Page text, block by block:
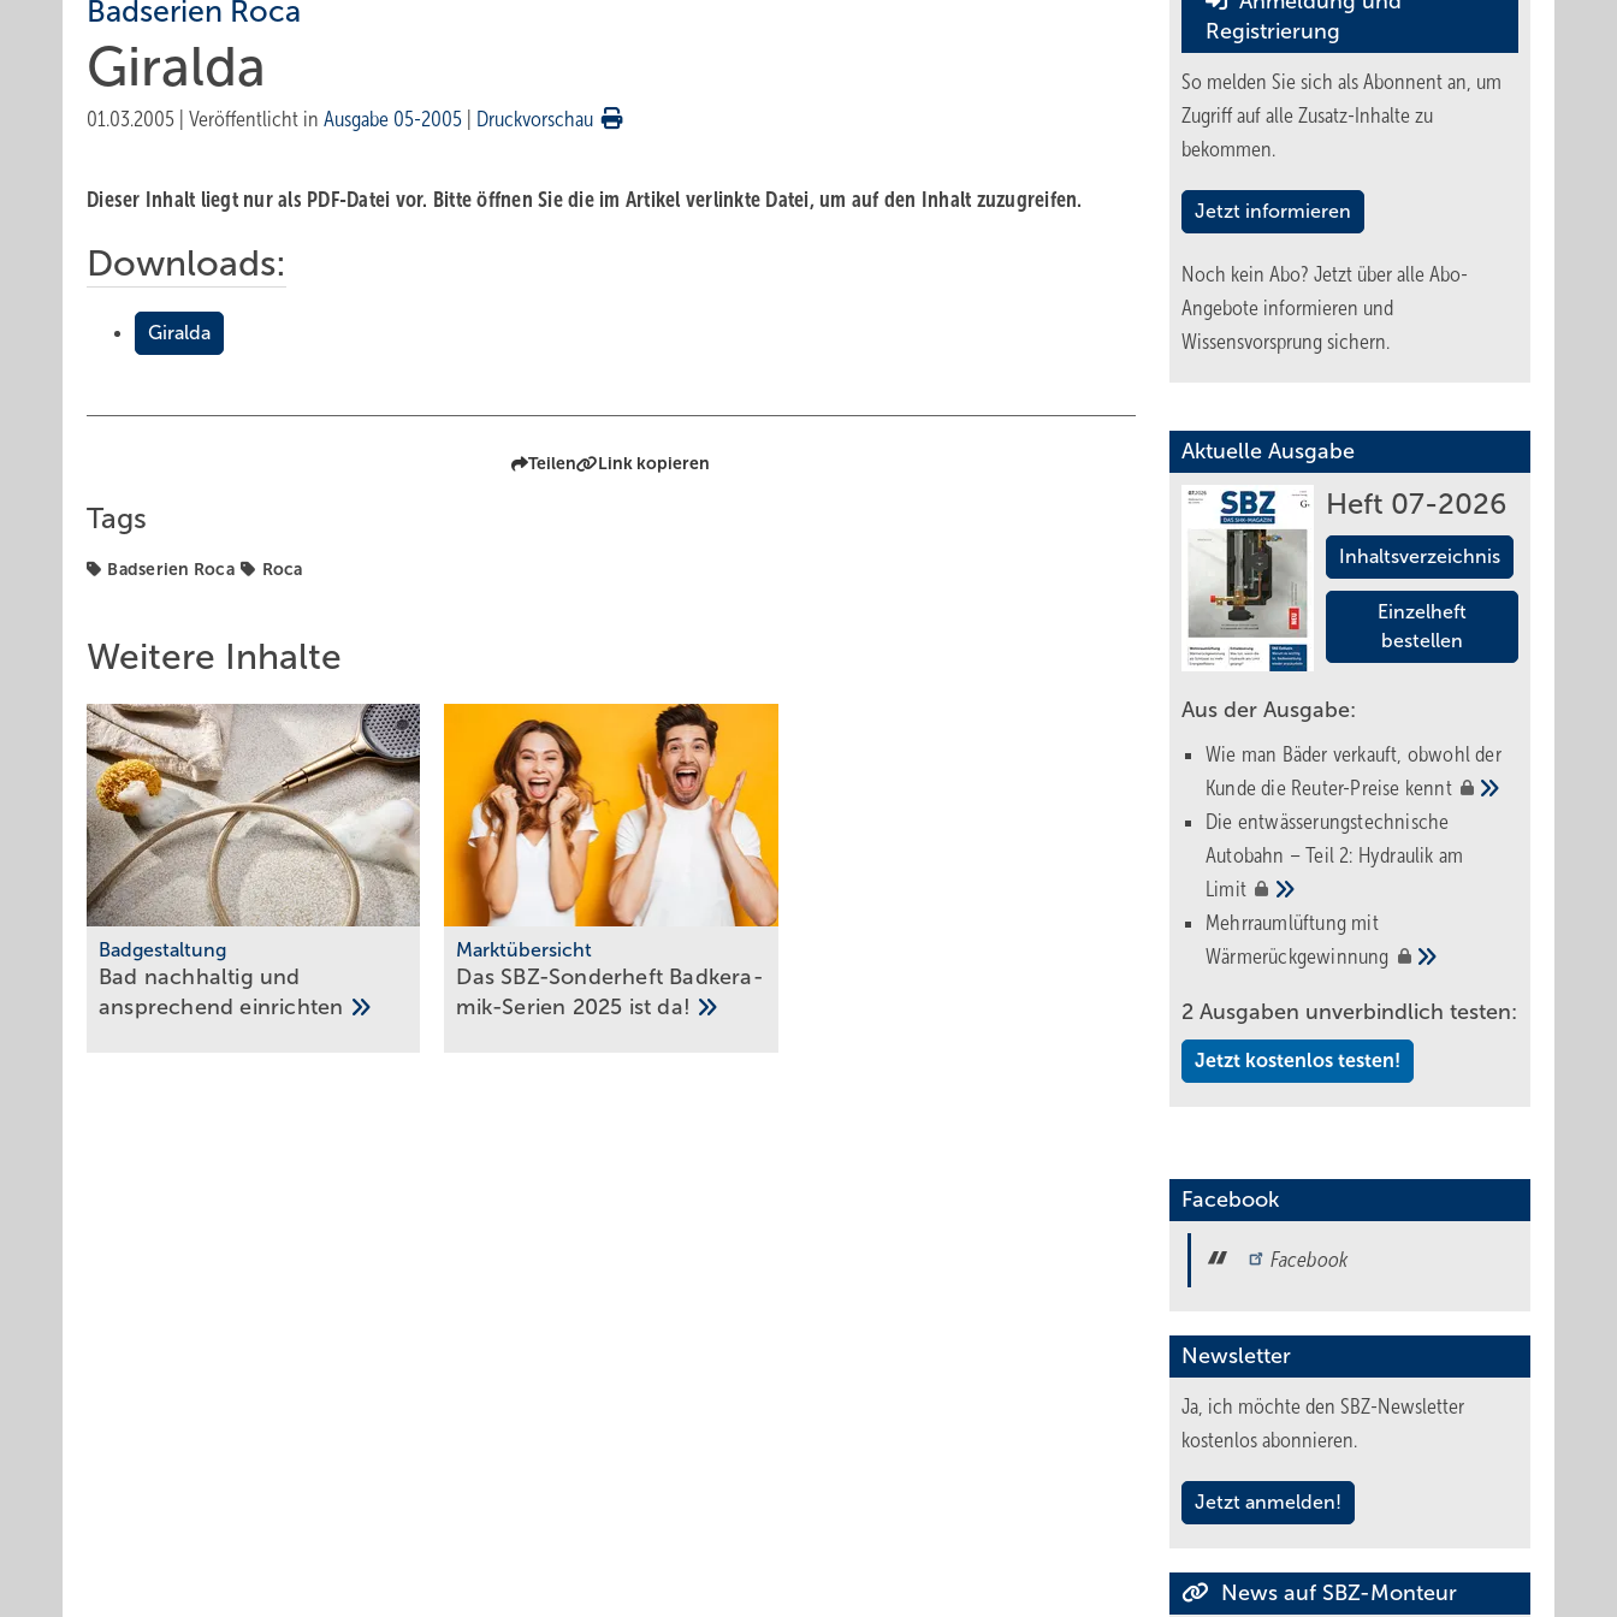
Badserien Roca
Giralda
01.03.2005 Veröffentlicht in Ausgabe 05-2005 Druckvorschau
Dieser Inhalt liegt nur als PDF-Datei vor. Bitte öffnen Sie die im Artikel verlinkte Datei, um auf den Inhalt zuzugreifen.
Downloads:
Giralda
Teilen Link kopieren
Tags
Badserien Roca Roca
Weitere Inhalte
Badgestaltung
Bad nachhaltig und
ansprechendeinrichten
Marktübersicht
Das SBZ-Sonder­heft Bad­ke­ra­
mik-Serien 2025 istda!
Registrierung
So melden Sie sich als Abonnent an, um
Zugriff auf alle Zusatz-Inhalte zu
bekommen.
Jetzt informieren
Noch kein Abo? Jetzt über alle Abo-
Angebote informieren und
Wissensvorsprung sichern.
Aktuelle Ausgabe
Heft 07-2026
Inhaltsverzeichnis
Einzelheft
bestellen
Aus der Ausgabe:
Wie man Bäder verkauft, obwohl der
Kunde die Reuter-Preise kennt
Die entwässerungstechnische
Autobahn – Teil 2: Hydraulik am
Limit
Mehrraumlüftung mit
Wärmerückgewinnung
2 Ausgaben unverbindlich testen:
Jetzt kostenlos testen!
Facebook
Facebook
Newsletter
Ja, ich möchte den SBZ-Newsletter
kostenlos abonnieren.
Jetzt anmelden!
News auf SBZ-Monteur